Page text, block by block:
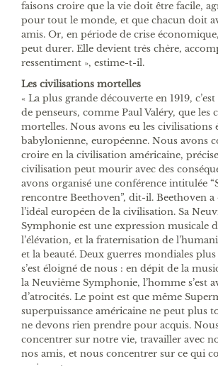
faisons croire que la vie doit être facile,
pour tout le monde, et que chacun doit
amis. Or, en période de crise
peut durer. Elle devient très chère,
ressentiment », estime-t-il.
Les civilisations mortelles
« La plus grande découverte en 1919,
de penseurs, comme Paul Valéry, que les
mortelles. Nous avons eu les civilisations
babylonienne, européenne. Nous avons
croire en la civilisation américaine,
civilisation peut mourir avec des
avons organisé une conférence intitulée
rencontre Beethoven”, dit-il. Beethoven a
l’idéal européen de la civilisation. Sa
Symphonie est une expression musicale
l’élévation, et la fraternisation de
et la beauté. Deux guerres mondiales
s’est éloigné de nous : en dépit de la
la Neuvième Symphonie, l’homme s’est
d’atrocités. Le point est que même
superpuissance américaine ne peut plus
ne devons rien prendre pour acquis.
concentrer sur notre vie, travailler avec
nos amis, et nous concentrer sur ce qui